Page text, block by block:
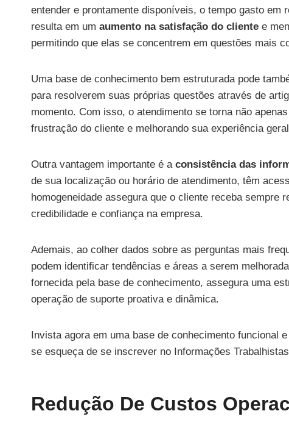
entender e prontamente disponíveis, o tempo gasto
resulta em um aumento na satisfação do cliente e
permitindo que elas se concentrem em questões mais
Uma base de conhecimento bem estruturada pode
para resolverem suas próprias questões através de
momento. Com isso, o atendimento se torna não
frustração do cliente e melhorando sua experiência
Outra vantagem importante é a consistência das
de sua localização ou horário de atendimento, têm
homogeneidade assegura que o cliente receba sempre
credibilidade e confiança na empresa.
Ademais, ao colher dados sobre as perguntas mais
podem identificar tendências e áreas a serem
fornecida pela base de conhecimento, assegura uma
operação de suporte proativa e dinâmica.
Invista agora em uma base de conhecimento funcional
se esqueça de se inscrever no Informações
Redução De Custos